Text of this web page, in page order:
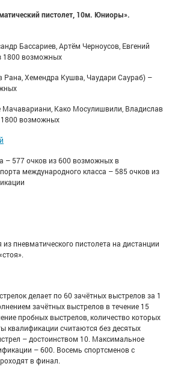
пистолет, 10м. Юниоры».
Бассариев, Артём Черноусов, Евгений
1800 возможных
Рана, Хемендра Кушва, Чаудари Саураб) –
Мачавариани, Како Мосулишвили, Владислав
возможных
– 577 очков из 600 возможных в
международного класса – 585 очков из
пневматического пистолета на дистанции
делает по 60 зачётных выстрелов за 1
зачётных выстрелов в течение 15
пробных выстрелов, количество которых
квалификации считаются без десятых
– достоинством 10. Максимальное
– 600. Восемь спортсменов с
в финал.